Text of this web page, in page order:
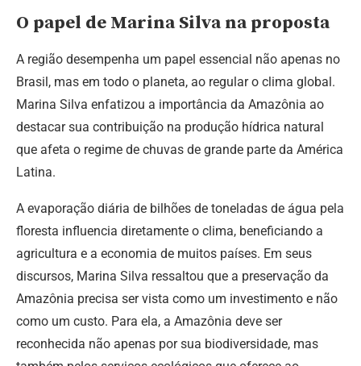
O papel de Marina Silva na proposta
A região desempenha um papel essencial não apenas no
Brasil, mas em todo o planeta, ao regular o clima global.
Marina Silva enfatizou a importância da Amazônia ao
destacar sua contribuição na produção hídrica natural
que afeta o regime de chuvas de grande parte da América
Latina.
A evaporação diária de bilhões de toneladas de água pela
floresta influencia diretamente o clima, beneficiando a
agricultura e a economia de muitos países. Em seus
discursos, Marina Silva ressaltou que a preservação da
Amazônia precisa ser vista como um investimento e não
como um custo. Para ela, a Amazônia deve ser
reconhecida não apenas por sua biodiversidade, mas